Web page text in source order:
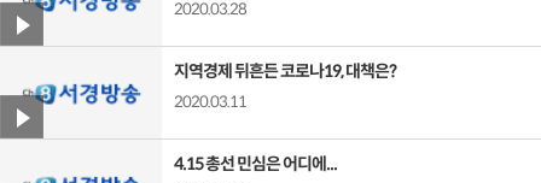
2020.03.28
지역경제 뒤흔든 코로나19, 대책은?
2020.03.11
4.15 총선 민심은 어디에...